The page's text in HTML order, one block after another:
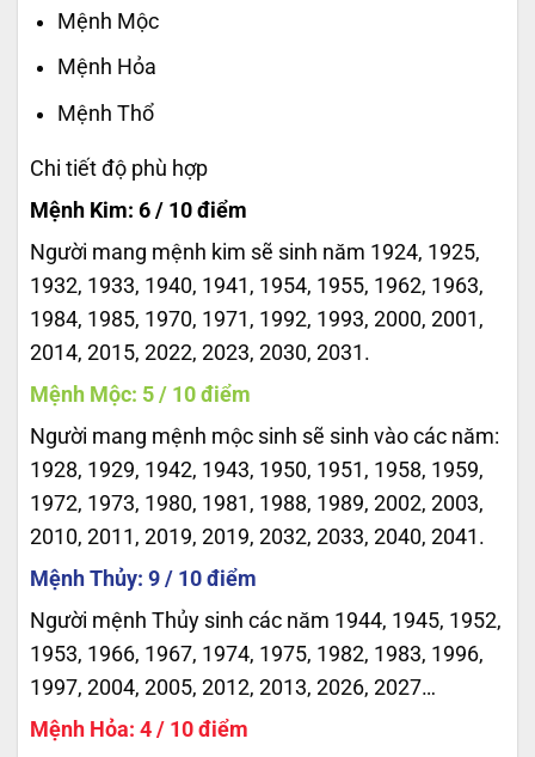
Mệnh Mộc
Mệnh Hỏa
Mệnh Thổ
Chi tiết độ phù hợp
Mệnh Kim: 6 / 10 điểm
Người mang mệnh kim sẽ sinh năm 1924, 1925,
1932, 1933, 1940, 1941, 1954, 1955, 1962, 1963,
1984, 1985, 1970, 1971, 1992, 1993, 2000, 2001,
2014, 2015, 2022, 2023, 2030, 2031.
Mệnh Mộc: 5 / 10 điểm
Người mang mệnh mộc sinh sẽ sinh vào các năm:
1928, 1929, 1942, 1943, 1950, 1951, 1958, 1959,
1972, 1973, 1980, 1981, 1988, 1989, 2002, 2003,
2010, 2011, 2019, 2019, 2032, 2033, 2040, 2041.
Mệnh Thủy: 9 / 10 điểm
Người mệnh Thủy sinh các năm 1944, 1945, 1952,
1953, 1966, 1967, 1974, 1975, 1982, 1983, 1996,
1997, 2004, 2005, 2012, 2013, 2026, 2027…
Mệnh Hỏa: 4 / 10 điểm